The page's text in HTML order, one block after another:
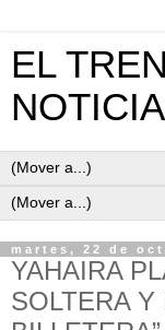
EL
martes, 22 de
YAHAIRA
SOLTERA Y